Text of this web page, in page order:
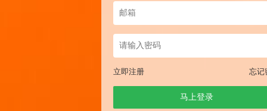
立即注册 忘记
马上登录